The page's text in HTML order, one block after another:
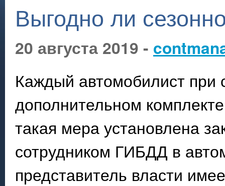
Выгодно ли
20 августа 2019 -
Каждый автомобилист при
дополнительном
такая мера установлена
сотрудником ГИБДД в
представитель власти